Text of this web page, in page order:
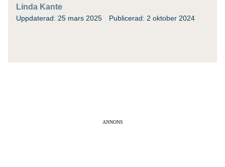
Linda Kante
Uppdaterad: 25 mars 2025 Publicerad: 2 oktober 2024
ANNONS